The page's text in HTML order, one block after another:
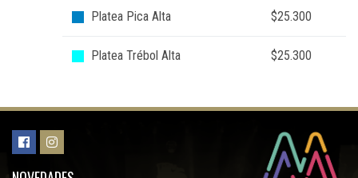
Platea Pica Alta $25.300
Platea Trébol Alta $25.300